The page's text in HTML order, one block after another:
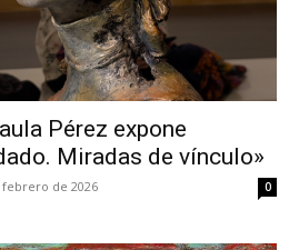
Pérez expone
Miradas de vínculo»
febrero de 2026 0